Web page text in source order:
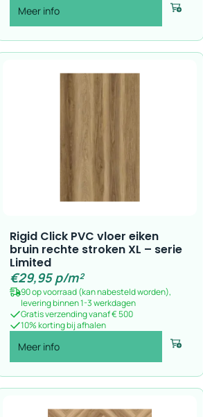
Meer info Voeg toe
Rigid Click PVC vloer eiken
bruin rechte stroken XL – serie
Limited
€29,95p/m²
90 op voorraad (kan nabesteld worden),
levering binnen 1-3 werkdagen
Gratis verzending vanaf € 500
10% korting bij afhalen
Meer info Voeg toe